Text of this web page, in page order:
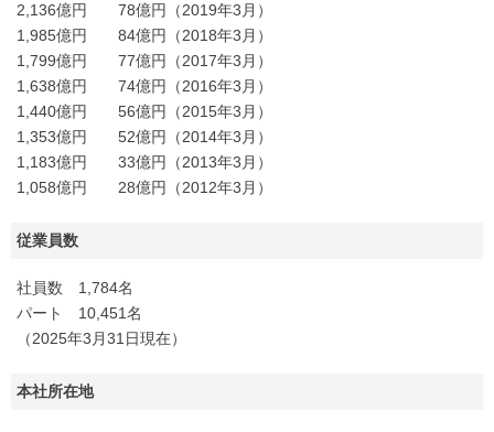
2,136億円 78億円（2019年3月）
1,985億円 84億円（2018年3月）
1,799億円 77億円（2017年3月）
1,638億円 74億円（2016年3月）
1,440億円 56億円（2015年3月）
1,353億円 52億円（2014年3月）
1,183億円 33億円（2013年3月）
1,058億円 28億円（2012年3月）
従業員数
社員数 1,784名
パート 10,451名
（2025年3月31日現在）
本社所在地